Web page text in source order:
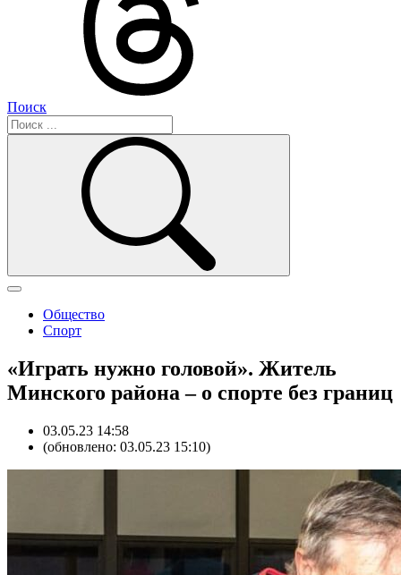
Поиск
Общество
Спорт
«Играть нужно головой». Житель
Минского района – о спорте без границ
03.05.23 14:58
(обновлено: 03.05.23 15:10)